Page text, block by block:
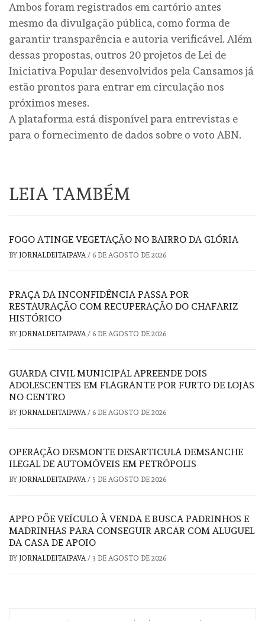
Ambos foram registrados em cartório antes
mesmo da divulgação pública, como forma de
garantir transparência e autoria verificável. Além
dessas propostas, outros 20 projetos de Lei de
Iniciativa Popular desenvolvidos pela Cansamos já
estão prontos para entrar em circulação nos
próximos meses.
A plataforma está disponível para entrevistas e
para o fornecimento de dados sobre o voto ABN.
LEIA TAMBÉM
FOGO ATINGE VEGETAÇÃO NO BAIRRO DA GLÓRIA
BY JORNALDEITAIPAVA / 6 DE AGOSTO DE 2026
PRAÇA DA INCONFIDÊNCIA PASSA POR
RESTAURAÇÃO COM RECUPERAÇÃO DO CHAFARIZ
HISTÓRICO
BY JORNALDEITAIPAVA / 6 DE AGOSTO DE 2026
GUARDA CIVIL MUNICIPAL APREENDE DOIS
ADOLESCENTES EM FLAGRANTE POR FURTO DE LOJAS
NO CENTRO
BY JORNALDEITAIPAVA / 6 DE AGOSTO DE 2026
OPERAÇÃO DESMONTE DESARTICULA DEMSANCHE
ILEGAL DE AUTOMÓVEIS EM PETRÓPOLIS
BY JORNALDEITAIPAVA / 5 DE AGOSTO DE 2026
APPO PÕE VEÍCULO À VENDA E BUSCA PADRINHOS E
MADRINHAS PARA CONSEGUIR ARCAR COM ALUGUEL
DA CASA DE APOIO
BY JORNALDEITAIPAVA / 3 DE AGOSTO DE 2026